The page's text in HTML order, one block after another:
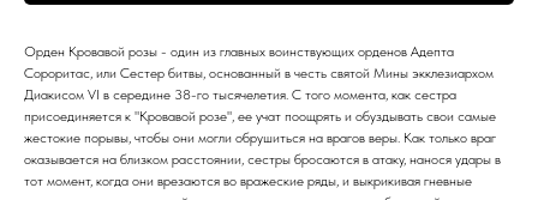
Орден Кровавой розы - один из главных воинствующих орденов Адепта
Сороритас, или Сестер битвы, основанный в честь святой Мины экклезиархом
Диакисом VI в середине 38-го тысячелетия. С того момента, как сестра
присоединяется к "Кровавой розе", ее учат поощрять и обуздывать свои самые
жестокие порывы, чтобы они могли обрушиться на врагов веры. Как только враг
оказывается на близком расстоянии, сестры бросаются в атаку, нанося удары в
тот момент, когда они врезаются во вражеские ряды, и выкрикивая гневные